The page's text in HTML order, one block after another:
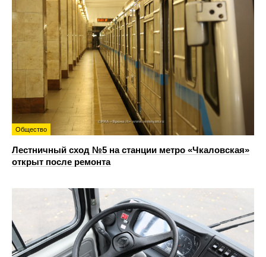
Общество
Лестничный сход №5 на станции метро «Чкаловская»
открыт после ремонта